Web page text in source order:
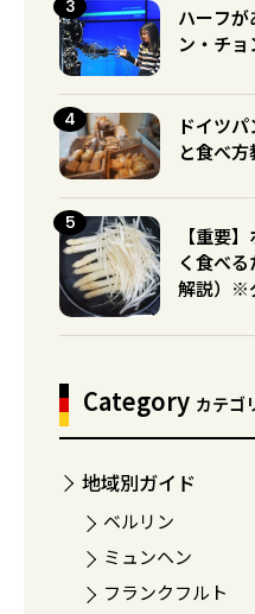
ハーフが
ン・チョ
ドイツ
と食べ
【重要
く食べ
解説）※
Category カテゴ
地域別ガイド
ベルリン
ミュンヘン
フランクフルト